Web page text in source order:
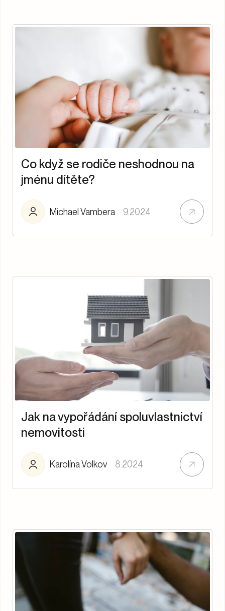
Co když se rodiče neshodnou na
jménu dítěte?
Michael Vambera 9.2024
Jak na vypořádání spoluvlastnictví
nemovitosti
Karolína Volkov 8.2024